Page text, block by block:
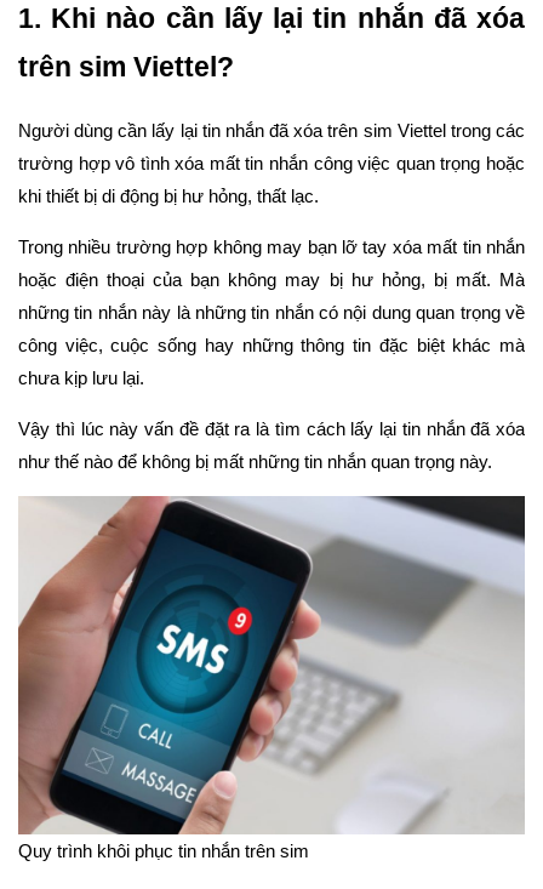
1. Khi nào cần lấy lại tin nhắn đã xóa
trên sim Viettel?
Người dùng cần lấy lại tin nhắn đã xóa trên sim Viettel trong các
trường hợp vô tình xóa mất tin nhắn công việc quan trọng hoặc
khi thiết bị di động bị hư hỏng, thất lạc.
Trong nhiều trường hợp không may bạn lỡ tay xóa mất tin nhắn
hoặc điện thoại của bạn không may bị hư hỏng, bị mất. Mà
những tin nhắn này là những tin nhắn có nội dung quan trọng về
công việc, cuộc sống hay những thông tin đặc biệt khác mà
chưa kịp lưu lại.
Vậy thì lúc này vấn đề đặt ra là tìm cách lấy lại tin nhắn đã xóa
như thế nào để không bị mất những tin nhắn quan trọng này.
Quy trình khôi phục tin nhắn trên sim